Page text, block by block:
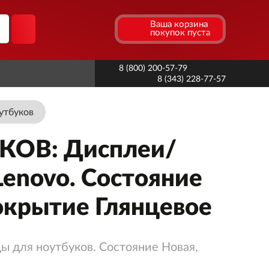
Ваша корзина
покупок пуста
8 (800) 200-57-79
8 (343) 228-77-57
Дисплеи/
Состояние
Глянцевое
для ноутбуков. Состояние Новая,